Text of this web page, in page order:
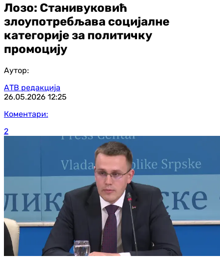
Лозо: Станивуковић
злоупотребљава социјалне
категорије за политичку
промоцију
Аутор:
АТВ редакција
26.05.2026 12:25
Коментари:
2